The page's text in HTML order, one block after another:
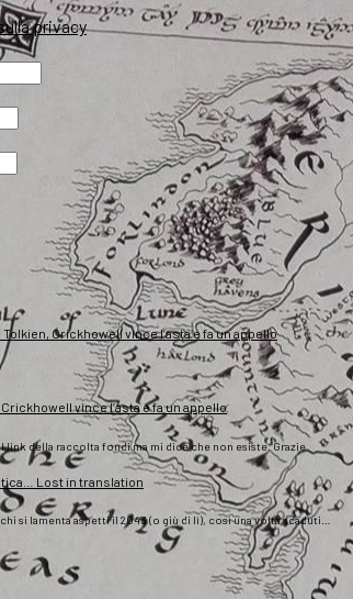
privacy
Crickhowell vince l’asta e fa un appello
vince l’asta e fa un appello
link della raccolta fondi ma mi dice che non esiste. Grazie
Lost in translation
si lamenta aspetti il 2043 (o giù di lì), così una volta scaduti…